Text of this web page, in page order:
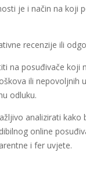
je i način na
recenzije ili
na posuđivače koji
ili
odluku.
analizirati
online
i fer uvjete.